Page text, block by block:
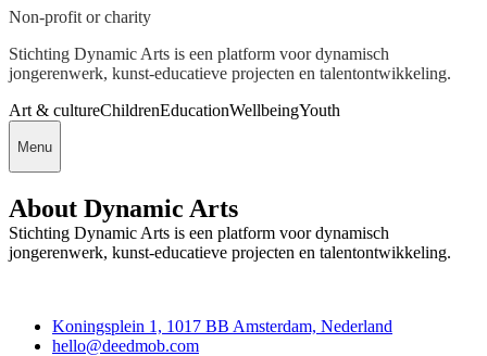
Non-profit or charity
Stichting Dynamic Arts is een platform voor dynamisch
jongerenwerk, kunst-educatieve projecten en talentontwikkeling.
Art & cultureChildrenEducationWellbeingYouth
Menu
About Dynamic Arts
Stichting Dynamic Arts is een platform voor dynamisch
jongerenwerk, kunst-educatieve projecten en talentontwikkeling.
Koningsplein 1, 1017 BB Amsterdam, Nederland
hello@deedmob.com